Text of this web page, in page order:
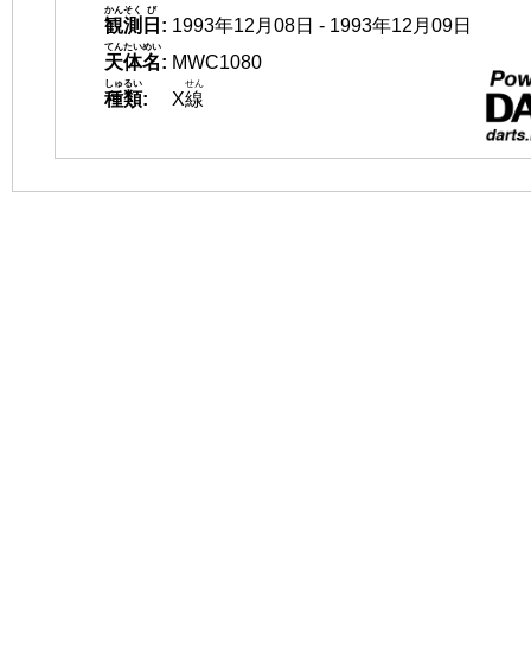
観測
かんそく
日
び
: 1993年12月08日 - 1993年12月09日
天体名
てんたいめい
: MWC1080
種類
しゅるい
: X線
せん